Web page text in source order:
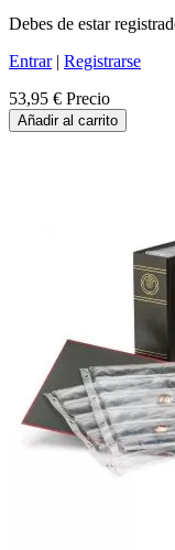
Debes de estar
Entrar| Registrarse
53,95 € Precio
Añadir al carrito